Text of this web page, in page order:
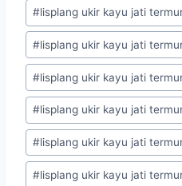
#lisplang ukir kayu jati
#lisplang ukir kayu jati
#lisplang ukir kayu jati
#lisplang ukir kayu jati
#lisplang ukir kayu jati
#lisplang ukir kayu jati